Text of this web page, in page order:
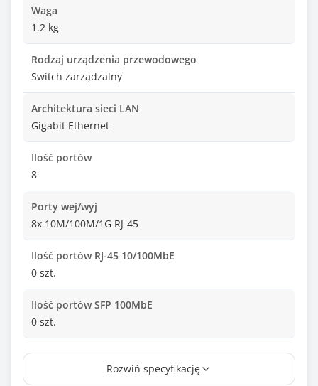
Waga
1.2 kg
Rodzaj urządzenia przewodowego
Switch zarządzalny
Architektura sieci LAN
Gigabit Ethernet
Ilość portów
8
Porty wej/wyj
8x 10M/100M/1G RJ-45
Ilość portów RJ-45 10/100MbE
0 szt.
Ilość portów SFP 100MbE
0 szt.
Ilość portów RJ-45 1GbE
Rozwiń specyfikację